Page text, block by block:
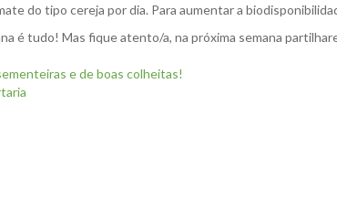
do tipo cereja por dia. Para aumentar a
é tudo! Mas fique atento/a, na próxima semana
e de boas colheitas!